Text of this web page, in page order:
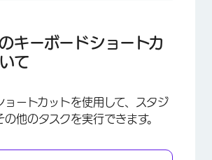
ーション・ショートカット
ショートカット
ットショートカット
キーボードショートカ
て
ョートカットを使用して、スタジ
他のタスクを実行できます。